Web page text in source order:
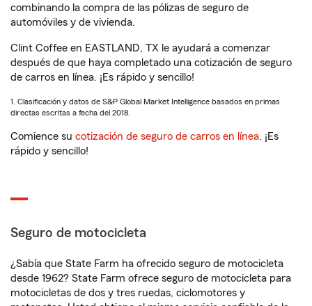
combinando la compra de las pólizas de seguro de
automóviles y de vivienda.
Clint Coffee en EASTLAND, TX le ayudará a comenzar
después de que haya completado una cotización de seguro
de carros en línea. ¡Es rápido y sencillo!
1. Clasificación y datos de S&P Global Market Intelligence basados en primas
directas escritas a fecha del 2018.
Comience su cotización de seguro de carros en línea. ¡Es
rápido y sencillo!
Seguro de motocicleta
¿Sabía que State Farm ha ofrecido seguro de motocicleta
desde 1962? State Farm ofrece seguro de motocicleta para
motocicletas de dos y tres ruedas, ciclomotores y